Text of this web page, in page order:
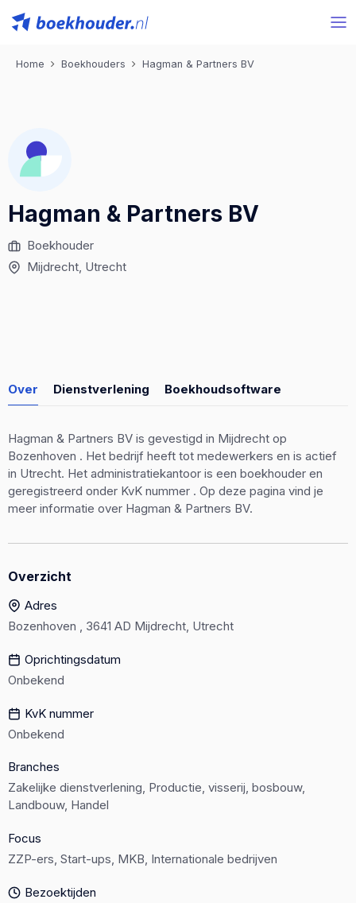
Home Boekhouders Hagman & Partners BV
Hagman & Partners BV
Boekhouder
Mijdrecht, Utrecht
Over Dienstverlening Boekhoudsoftware
Hagman & Partners BV is gevestigd in Mijdrecht op
Bozenhoven . Het bedrijf heeft tot medewerkers en is actief
in Utrecht. Het administratiekantoor is een boekhouder en
geregistreerd onder KvK nummer . Op deze pagina vind je
meer informatie over Hagman & Partners BV.
Overzicht
Adres
Bozenhoven , 3641 AD Mijdrecht, Utrecht
Oprichtingsdatum
Onbekend
KvK nummer
Onbekend
Branches
Zakelijke dienstverlening, Productie, visserij, bosbouw,
Landbouw, Handel
Focus
ZZP-ers, Start-ups, MKB, Internationale bedrijven
Bezoektijden